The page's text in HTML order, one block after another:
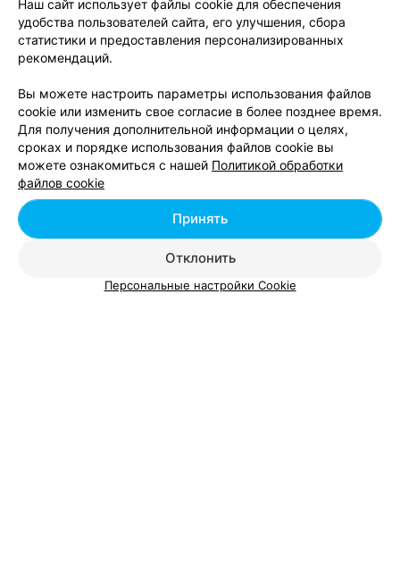
персонала. Салон с такими профессионалами требует
и интерьера высокого уровня, но уровень интерьера
средненький. А за мастерство еще раз огромное
ПАРИКМАХЕРСКАЯ
Минск, пл. Свободы, 5 до 21:00
Отзыв. Спасибо за хорошее обслуживание и стильную
стрижку Светлане Стрембицкой. Получила максимум
позитива и хорошего настроения!
Мода
Наш сайт использует файлы cookie для обеспечения
удобства пользователей сайта, его улучшения, сбора
статистики и предоставления персонализированных
рекомендаций.
Вы можете настроить параметры использования файлов
cookie или изменить свое согласие в более позднее время.
Для получения дополнительной информации о целях,
сроках и порядке использования файлов cookie вы
можете ознакомиться с нашей Политикой обработки
файлов cookie
Отклонить
Принять
Персональные настройки Cookie